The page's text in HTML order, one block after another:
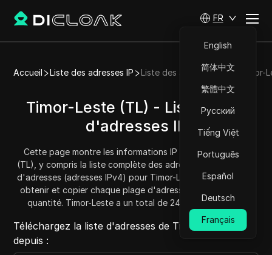
FR
English
简体中文
繁體中文
Русский
Tiếng Việt
Português
Español
Deutsch
Français
Accueil Liste des adresses IP Liste des adresses IP de Timor-
Timor-Leste (TL) - Liste/Plage
d'adresses IP
Cette page montre les informations IP pour Timor-Leste
(TL), y compris la liste complète des adresses IP et la plage
d'adresses (adresses IPv4) pour Timor-Leste. Vous pouvez
obtenir et copier chaque plage d'adresses et connaître la
quantité. Timor-Leste a un total de 24320 adresses IP.
Téléchargez la liste d'adresses de Timor-Leste
depuis :